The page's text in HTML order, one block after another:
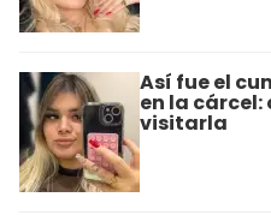
Así fue el
en la cárcel:
visitarla